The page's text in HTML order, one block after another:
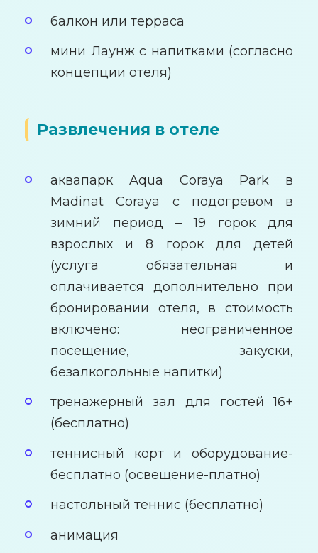
балкон или терраса
мини Лаунж с напитками (согласно
концепции отеля)
Развлечения в отеле
аквапарк Aqua Coraya Park в
Madinat Coraya с подогревом в
зимний период – 19 горок для
взрослых и 8 горок для детей
(услуга обязательная и
оплачивается дополнительно при
бронировании отеля, в стоимость
включено: неограниченное
посещение, закуски,
безалкогольные напитки)
тренажерный зал для гостей 16+
(бесплатно)
теннисный корт и оборудование-
бесплатно (освещение-платно)
настольный теннис (бесплатно)
анимация